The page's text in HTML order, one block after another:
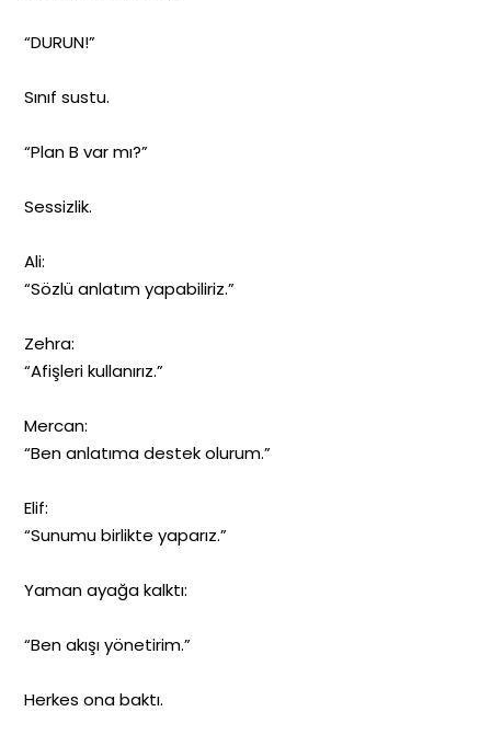
“DURUN!”
Sınıf sustu.
“Plan B var mı?”
Sessizlik.
Ali:
“Sözlü anlatım yapabiliriz.”
Zehra:
“Afişleri kullanırız.”
Mercan:
“Ben anlatıma destek olurum.”
Elif:
“Sunumu birlikte yaparız.”
Yaman ayağa kalktı:
“Ben akışı yönetirim.”
Herkes ona baktı.